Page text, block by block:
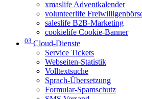
xmaslife Adventkalender
volunteerlife
saleslife B2B-Marketing
cookielife Cookie-Banner
03 Cloud-Dienste
Service Tickets
Webseiten-Statistik
Volltextsuche
Sprach-Übersetzung
Formular-Spamschutz